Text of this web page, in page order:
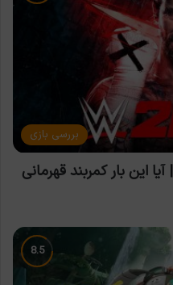
بررسی بازی
نقد و بررسی بازی WWE 2K26 | آیا این بار کمربند قهرمانی